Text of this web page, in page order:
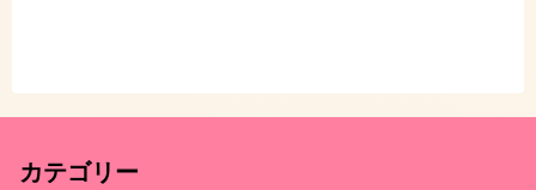
カテゴリー